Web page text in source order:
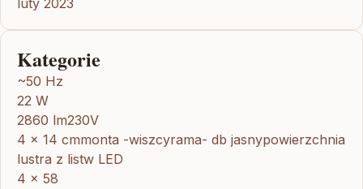
luty 2023
Kategorie
~50 Hz
22 W
2860 lm230V
4 x 14 cmmonta -wiszcyrama- db jasnypowierzchnia
lustra z listw LED
4 x 58